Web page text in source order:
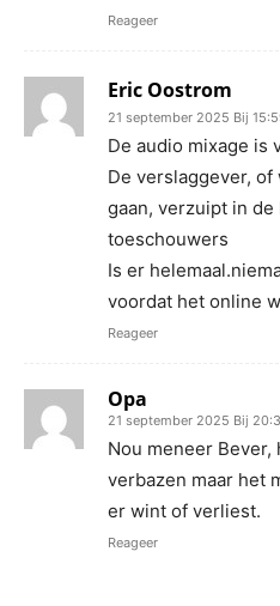
Reageer
Eric Oostrom
21 september 2025 Bij
De audio mixage is
De verslaggever,
gaan, verzuipt in
toeschouwers
Is er
voordat het online
Reageer
Opa
21 september 2025 Bij
Nou meneer Bever,
verbazen maar het
er wint of verliest.
Reageer